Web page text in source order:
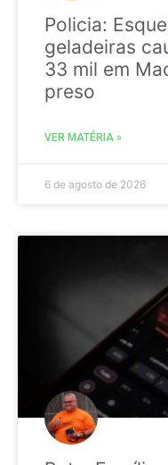
Policia:
geladeiras
33 mil em
preso
VER MATÉRIA »
6 de agosto de 2026